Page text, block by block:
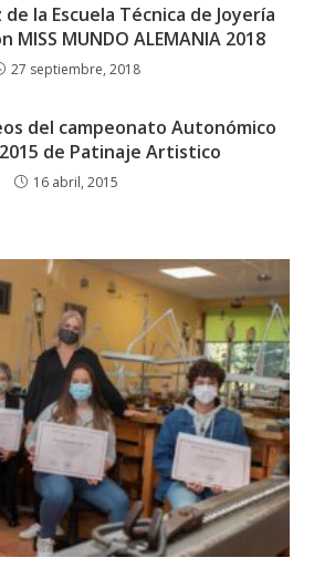
la Escuela Técnica de Joyería
MUNDO ALEMANIA 2018
27 septiembre, 2018
del campeonato Autonómico
de Patinaje Artistico
16 abril, 2015